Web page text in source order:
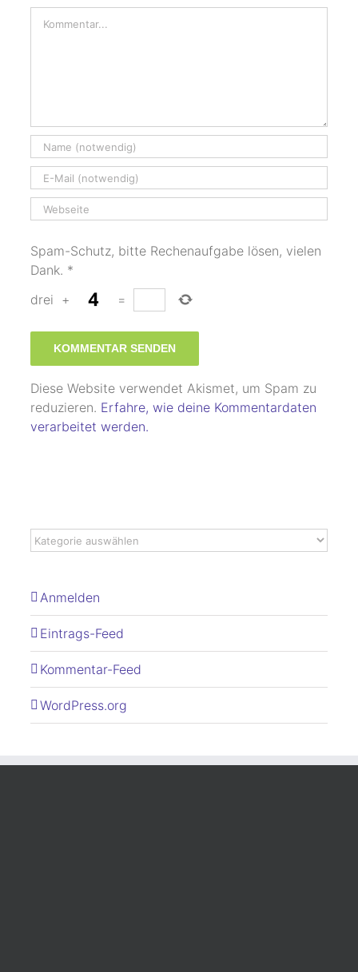
Kommentar
Spam-Schutz, bitte Rechenaufgabe lösen, vielen
Dank. *
drei + =
Diese Website verwendet Akismet, um Spam zu
reduzieren. Erfahre, wie deine Kommentardaten
verarbeitet werden.
Anmelden
Eintrags-Feed
Kommentar-Feed
WordPress.org